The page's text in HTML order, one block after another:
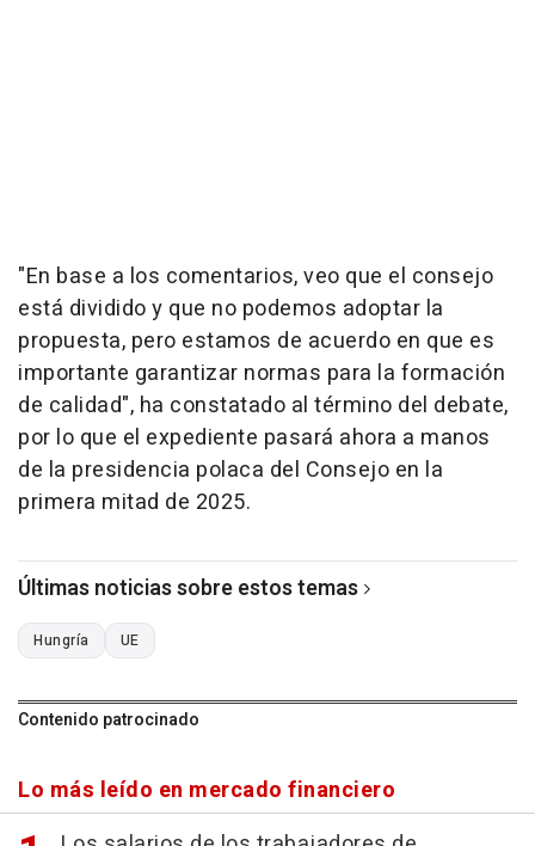
"En base a los comentarios, veo que el consejo
está dividido y que no podemos adoptar la
propuesta, pero estamos de acuerdo en que es
importante garantizar normas para la formación
de calidad", ha constatado al término del debate,
por lo que el expediente pasará ahora a manos
de la presidencia polaca del Consejo en la
primera mitad de 2025.
Últimas noticias sobre estos temas
Hungría UE
Contenido patrocinado
Lo más leído en mercado financiero